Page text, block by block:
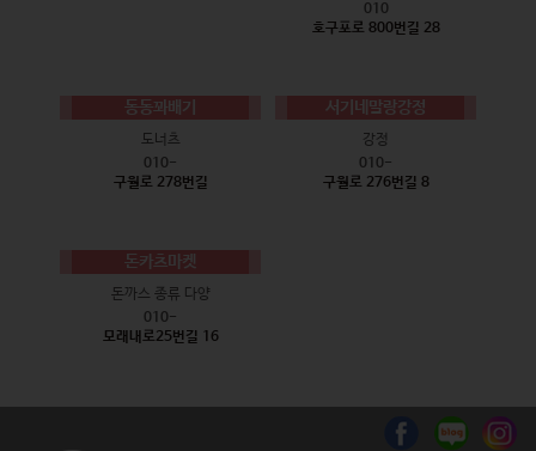
010
호구포로 800번길 28
동동꽈배기
도너츠
010-
구월로 278번길
서기네말랑강정
강정
010-
구월로 276번길 8
돈카츠마켓
돈까스 종류 다양
010-
모래내로25번길 16